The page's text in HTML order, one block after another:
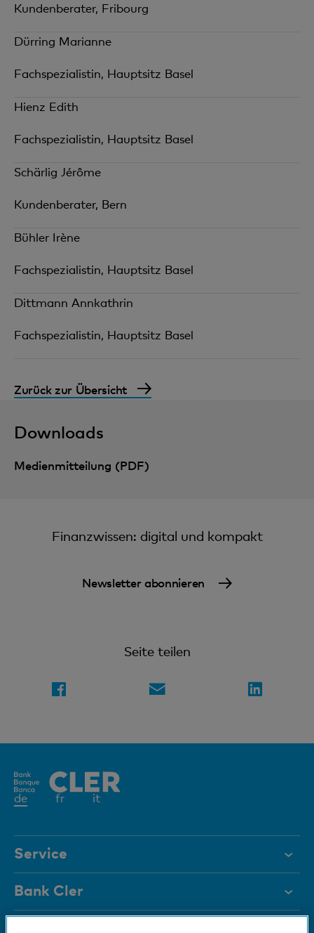
Kundenberater, Fribourg
Dürring Marianne
Fachspezialistin, Hauptsitz Basel
Hienz Edith
Fachspezialistin, Hauptsitz Basel
Schärlig Jérôme
Kundenberater, Bern
Bühler Irène
Fachspezialistin, Hauptsitz Basel
Dittmann Annkathrin
Fachspezialistin, Hauptsitz Basel
Zurück zur Übersicht
Downloads
Medienmitteilung (PDF)
Finanzwissen: digital und kompakt
Newsletter abonnieren
Seite teilen
deAktives
fr it
Service
Hilfe & Kontakt
Dokumente
Bank Cler
Über uns